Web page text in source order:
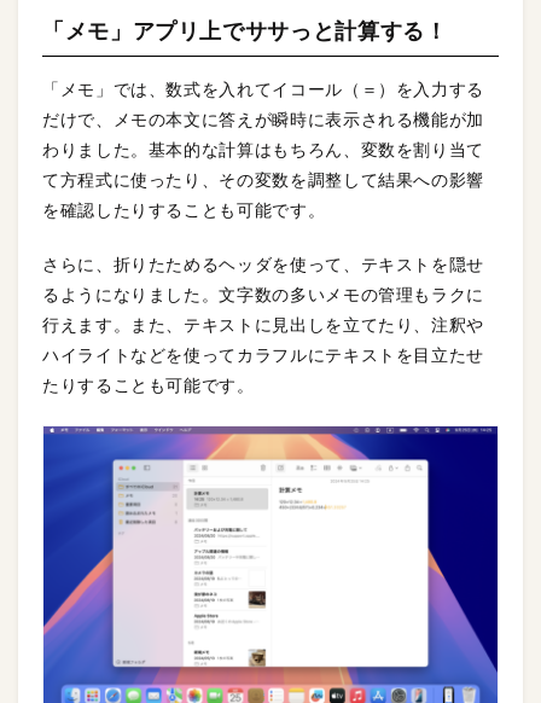
「メモ」アプリ上でササっと計算する！
「メモ」では、数式を入れてイコール（＝）を入力する
だけで、メモの本文に答えが瞬時に表示される機能が加
わりました。基本的な計算はもちろん、変数を割り当て
て方程式に使ったり、その変数を調整して結果への影響
を確認したりすることも可能です。
さらに、折りたためるヘッダを使って、テキストを隠せ
るようになりました。文字数の多いメモの管理もラクに
行えます。また、テキストに見出しを立てたり、注釈や
ハイライトなどを使ってカラフルにテキストを目立たせ
たりすることも可能です。